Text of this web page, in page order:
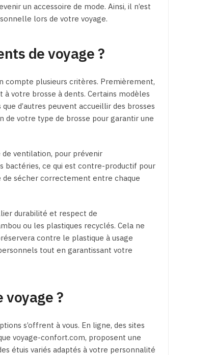
un accessoire de mode. Ainsi, il n’est
lors de votre voyage.
de voyage ?
compte plusieurs critères. Premièrement,
à votre brosse à dents. Certains modèles
d’autres peuvent accueillir des brosses
votre type de brosse pour garantir une
ventilation, pour prévenir
bactéries, ce qui est contre-productif pour
sécher correctement entre chaque
durabilité et respect de
ou les plastiques recyclés. Cela ne
contre le plastique à usage
tout en garantissant votre
voyage ?
s’offrent à vous. En ligne, des sites
voyage-confort.com, proposent une
étuis variés adaptés à votre personnalité